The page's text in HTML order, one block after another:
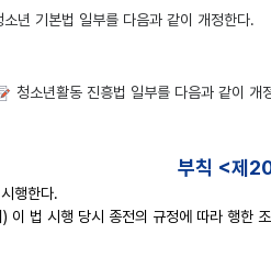
소년 기본법 일부를 다음과 같이 개정한다.
청소년활동 진흥법 일부를 다음과 같이 개
부칙 <제
행한다.
이 법 시행 당시 종전의 규정에 따라 행한